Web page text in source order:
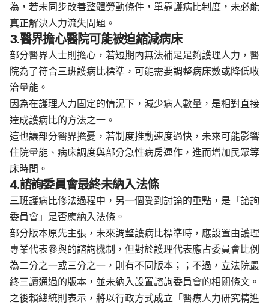
為，若未同步改善整體勞動條件，單靠護病比制度，未必能
真正解決人力流失問題。
3.醫界擔心醫院可能被迫縮減病床
部分醫界人士則擔心，若短期內無法補足足夠護理人力，醫
院為了符合三班護病比標準，可能需要調整病床數或降低收
治量能。
因為在護理人力固定的情況下，減少病人數量，是相對直接
達成護病比的方法之一。
這也讓部分醫界擔憂，若制度推動速度過快，未來可能影響
住院量能、病床調度與部分急性病房運作，進而增加民眾等
床時間。
4.諮詢委員會最終未納入法條
三班護病比修法過程中，另一個受到討論的重點，是「諮詢
委員會」是否應納入法條。
部分版本原先主張，未來調整護病比標準時，應設置由護理
專業代表參與的諮詢機制，但對於護理代表應占委員會比例
為二分之一或三分之一，則有不同版本；；不過，立法院最
終三讀通過的版本，並未納入設置諮詢委員會的相關條文。
之後賴總統則表示，將以行政方式成立「醫療人力研究精進